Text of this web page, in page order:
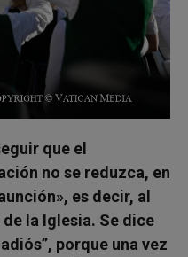
que el
no se reduzca, en
es decir, al
la Iglesia. Se dice
porque una vez